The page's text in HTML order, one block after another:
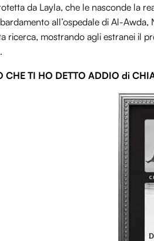
da Layla, che le nasconde la
all’ospedale di Al-
ricerca, mostrando agli estranei il
CHE TI HO DETTO ADDIO di